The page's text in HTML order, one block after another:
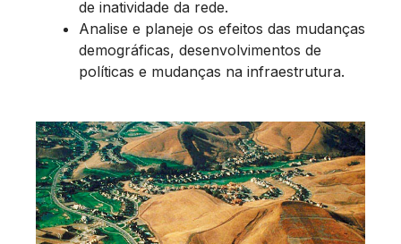
de inatividade da rede.
Analise e planeje os efeitos das mudanças
demográficas, desenvolvimentos de
políticas e mudanças na infraestrutura.